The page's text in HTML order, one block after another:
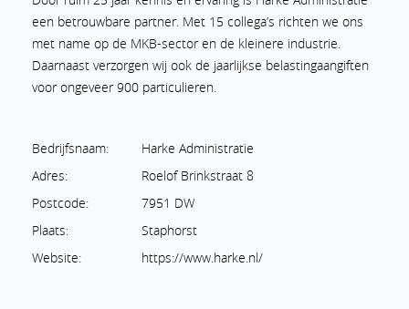
een betrouwbare partner. Met 15 collega’s richten we ons
met name op de MKB-sector en de kleinere industrie.
Daarnaast verzorgen wij ook de jaarlijkse belastingaangiften
voor ongeveer 900 particulieren.
Bedrijfsnaam:
Harke Administratie
Adres:
Roelof Brinkstraat 8
Postcode:
7951 DW
Plaats:
Staphorst
Website:
https://www.harke.nl/